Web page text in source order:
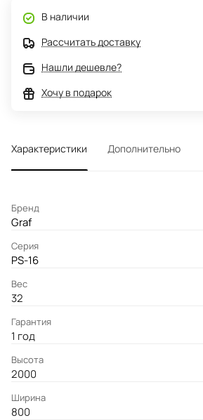
В наличии
Рассчитать доставку
Нашли дешевле?
Хочу в подарок
Характеристики Дополнительно
Бренд
Graf
Серия
PS-16
Вес
32
Гарантия
1 год
Высота
2000
Ширина
800